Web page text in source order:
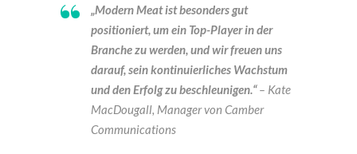
„Modern Meat ist besonders gut
positioniert, um ein Top-Player in der
Branche zu werden, und wir freuen uns
darauf, sein kontinuierliches Wachstum
und den Erfolg zu beschleunigen.“ – Kate
MacDougall, Manager von Camber
Communications